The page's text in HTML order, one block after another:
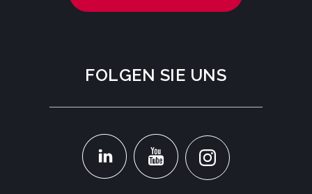
FOLGEN SIE UNS